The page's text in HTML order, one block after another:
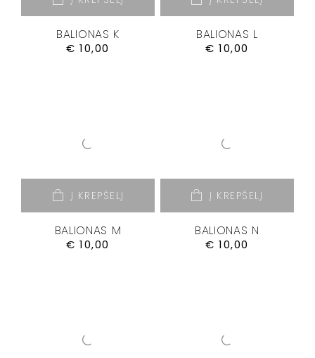
BALIONAS K
€ 10,00
BALIONAS L
€ 10,00
Į KREPŠELĮ
BALIONAS M
€ 10,00
Į KREPŠELĮ
BALIONAS N
€ 10,00